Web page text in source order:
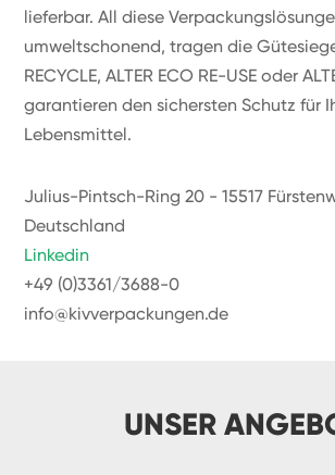
lieferbar. All diese
umweltschonend, tragen die
RECYCLE, ALTER ECO RE-USE oder
garantieren den sichersten Schutz für
Lebensmittel.
Julius-Pintsch-Ring 20 - 15517
Deutschland
Linkedin
+49 (0)3361/3688-0
info@kivverpackungen.de
UNSER